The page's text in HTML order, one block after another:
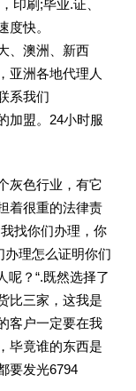
印刷;毕业.证、
度快。
、澳洲、新西
亚洲各地代理人
系我们
加盟。24小时服
灰色行业，有它
着很重的法律责
找你们办理，你
办理怎么证明你们
呢？“.既然选择了
比三家，这我是
客户一定要在我
毕竟谁的东西是
要发光6794